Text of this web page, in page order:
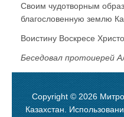
Своим чудотворным
благословенную землю
Воистину Воскресе
Беседовал протоиерей
Copyright © 2026
Казахстан.